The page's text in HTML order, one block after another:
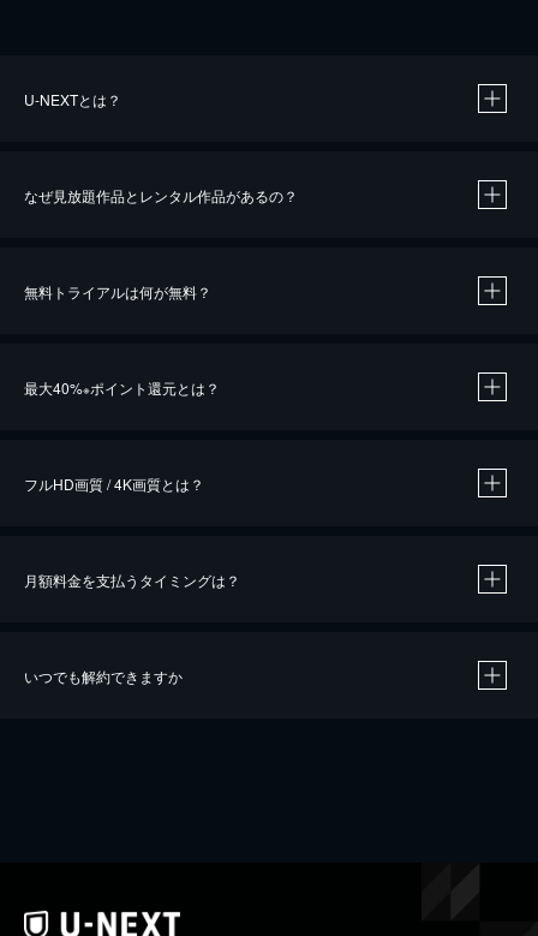
U-NEXTとは？
なぜ見放題作品とレンタル作品があるの？
無料トライアルは何が無料？
最大40%※ポイント還元とは？
※40％ポイント還元の対象は、クレジットカード決済による作品の購入 / レンタルです。
フルHD画質 / 4K画質とは？
月額料金を支払うタイミングは？
いつでも解約できますか